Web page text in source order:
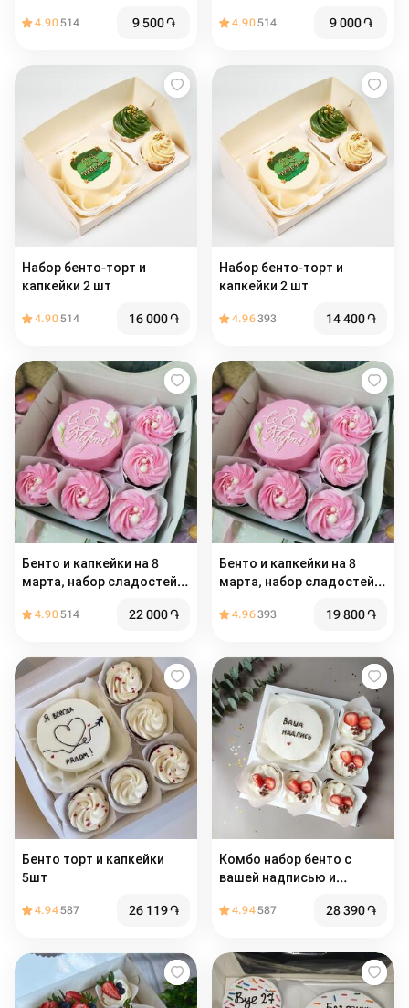
4.90514 9 500֏ 4.90514 9 000֏
Набор бенто-торт и
капкейки 2 шт
4.90514 16 000֏
Набор бенто-торт и
капкейки 2 шт
4.96393 14 400֏
Бенто и капкейки на 8
марта, набор сладостей
бабушке
4.90514 22 000֏
Бенто и капкейки на 8
марта, набор сладостей
бабушке
4.96393 19 800֏
Бенто торт и капкейки
5шт
4.94587 26 119֏
Комбо набор бенто с
вашей надписью и
4.94587 28 390֏